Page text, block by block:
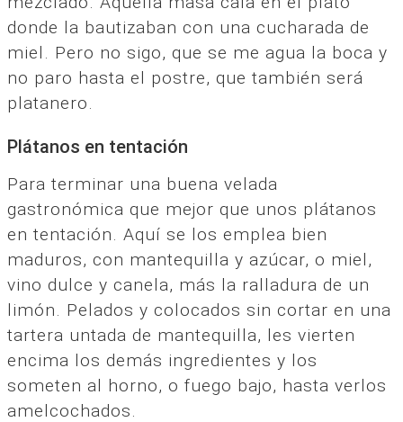
donde la bautizaban con una cucharada de
miel. Pero no sigo, que se me agua la boca y
no paro hasta el postre, que también será
platanero.
Plátanos en tentación
Para terminar una buena velada
gastronómica que mejor que unos plátanos
en tentación. Aquí se los emplea bien
maduros, con mantequilla y azúcar, o miel,
vino dulce y canela, más la ralladura de un
limón. Pelados y colocados sin cortar en una
tartera untada de mantequilla, les vierten
encima los demás ingredientes y los
someten al horno, o fuego bajo, hasta verlos
amelcochados.